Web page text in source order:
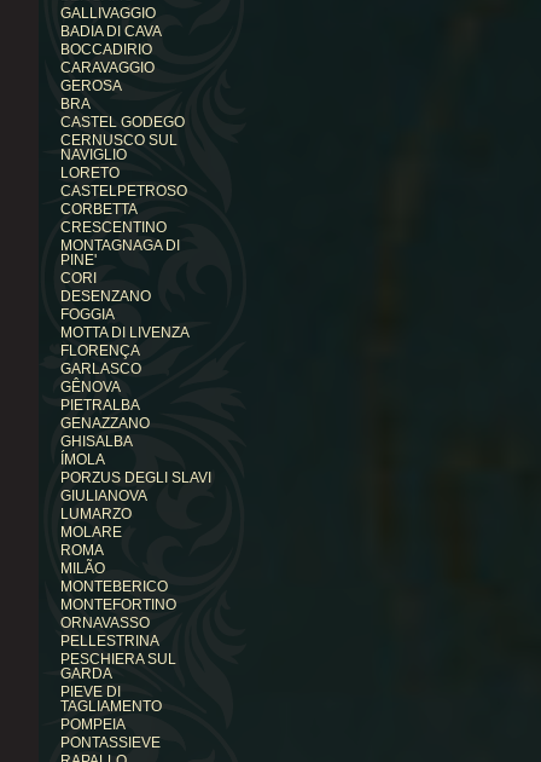
GALLIVAGGIO
BADIA DI CAVA
BOCCADIRIO
CARAVAGGIO
GEROSA
BRA
CASTEL GODEGO
CERNUSCO SUL
NAVIGLIO
LORETO
CASTELPETROSO
CORBETTA
CRESCENTINO
MONTAGNAGA DI
PINE'
CORI
DESENZANO
FOGGIA
MOTTA DI LIVENZA
FLORENÇA
GARLASCO
GÊNOVA
PIETRALBA
GENAZZANO
GHISALBA
ÍMOLA
PORZUS DEGLI SLAVI
GIULIANOVA
LUMARZO
MOLARE
ROMA
MILÃO
MONTEBERICO
MONTEFORTINO
ORNAVASSO
PELLESTRINA
PESCHIERA SUL
GARDA
PIEVE DI
TAGLIAMENTO
POMPEIA
PONTASSIEVE